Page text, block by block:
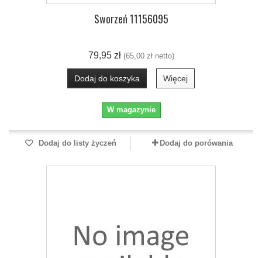
Sworzeń 11156095
79,95 zł(65,00 zł netto)
Dodaj do koszyka Więcej
W magazynie
Dodaj do listy życzeń Dodaj do porówania